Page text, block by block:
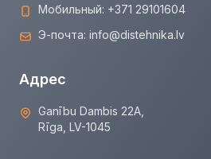
Мобильный: +371 29101604
Э-почта: info@distehnika.lv
Адрес
Ganību Dambis 22A,
Rīga, LV-1045